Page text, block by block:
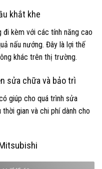
khắt khe
kèm với các tính năng cao
nấu nướng. Đây là lợi thế
khác trên thị trường.
sửa chữa và bảo trì
giúp cho quá trình sửa
gian và chi phí dành cho